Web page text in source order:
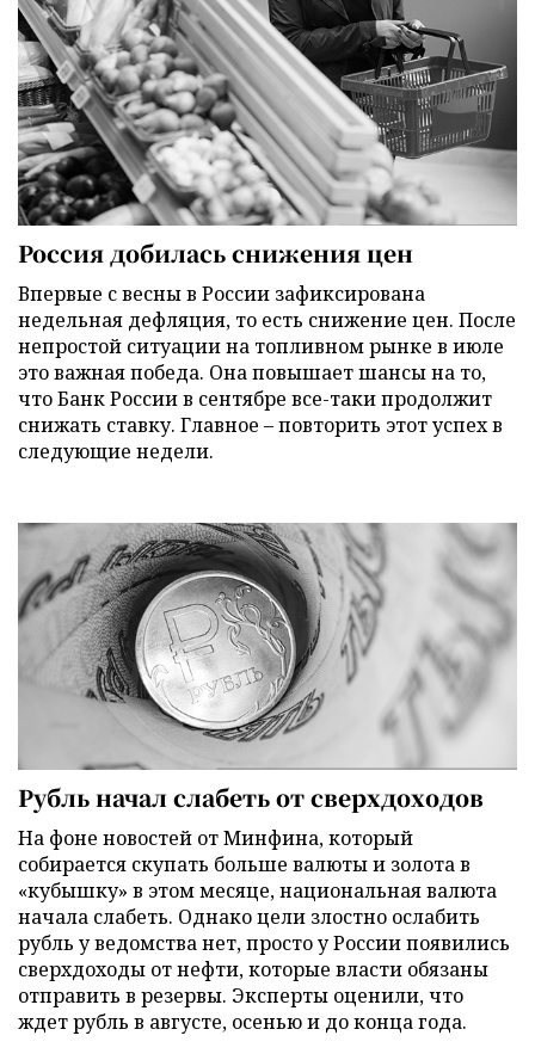
Россия добилась снижения цен
Впервые с весны в России зафиксирована
недельная дефляция, то есть снижение цен. После
непростой ситуации на топливном рынке в июле
это важная победа. Она повышает шансы на то,
что Банк России в сентябре все-таки продолжит
снижать ставку. Главное – повторить этот успех в
следующие недели.
Рубль начал слабеть от сверхдоходов
На фоне новостей от Минфина, который
собирается скупать больше валюты и золота в
«кубышку» в этом месяце, национальная валюта
начала слабеть. Однако цели злостно ослабить
рубль у ведомства нет, просто у России появились
сверхдоходы от нефти, которые власти обязаны
отправить в резервы. Эксперты оценили, что
ждет рубль в августе, осенью и до конца года.